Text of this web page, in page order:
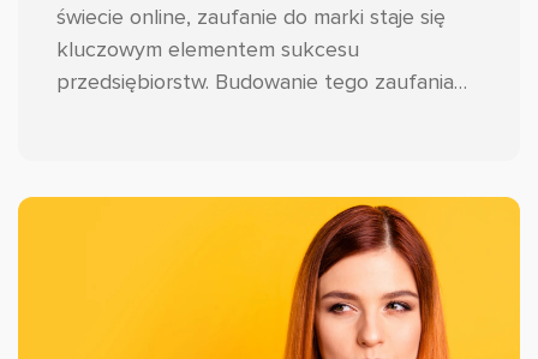
świecie online, zaufanie do marki staje się
kluczowym elementem sukcesu
przedsiębiorstw. Budowanie tego zaufania